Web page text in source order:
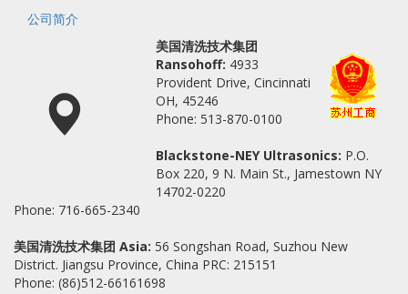
公司简介
美国清洗技术集团
Ransohoff: 4933
Provident Drive, Cincinnati
OH, 45246
Phone: 513-870-0100
Blackstone-NEY Ultrasonics: P.O.
Box 220, 9 N. Main St., Jamestown NY
14702-0220
Phone: 716-665-2340
美国清洗技术集团 Asia: 56 Songshan Road, Suzhou New
District. Jiangsu Province, China PRC: 215151
Phone: (86)512-66161698